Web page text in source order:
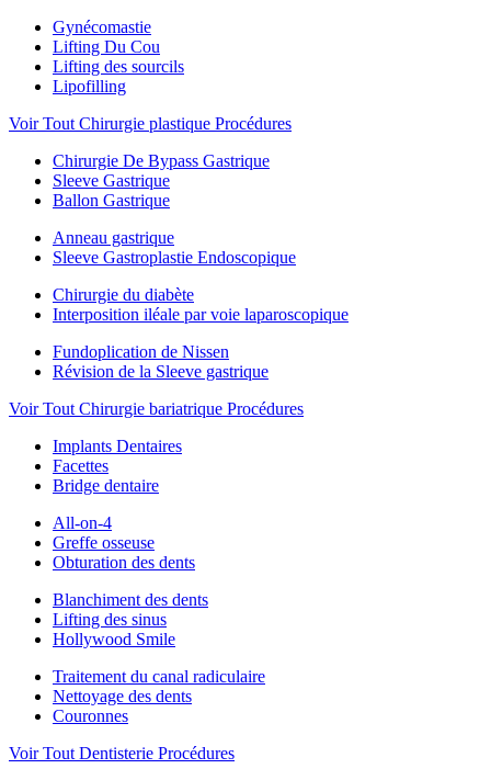
Gynécomastie
Lifting Du Cou
Lifting des sourcils
Lipofilling
Voir Tout Chirurgie plastique Procédures
Chirurgie De Bypass Gastrique
Sleeve Gastrique
Ballon Gastrique
Anneau gastrique
Sleeve Gastroplastie Endoscopique
Chirurgie du diabète
Interposition iléale par voie laparoscopique
Fundoplication de Nissen
Révision de la Sleeve gastrique
Voir Tout Chirurgie bariatrique Procédures
Implants Dentaires
Facettes
Bridge dentaire
All-on-4
Greffe osseuse
Obturation des dents
Blanchiment des dents
Lifting des sinus
Hollywood Smile
Traitement du canal radiculaire
Nettoyage des dents
Couronnes
Voir Tout Dentisterie Procédures